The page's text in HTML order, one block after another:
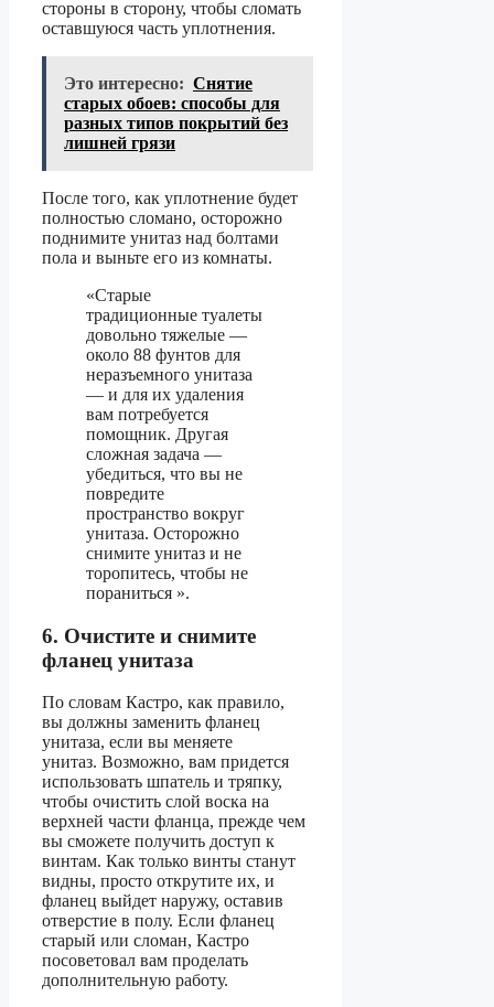
стороны в сторону, чтобы сломать
оставшуюся часть уплотнения.
Это интересно: Снятие
старых обоев: способы для
разных типов покрытий без
лишней грязи
После того, как уплотнение будет
полностью сломано, осторожно
поднимите унитаз над болтами
пола и выньте его из комнаты.
«Старые
традиционные туалеты
довольно тяжелые —
около 88 фунтов для
неразъемного унитаза
— и для их удаления
вам потребуется
помощник. Другая
сложная задача —
убедиться, что вы не
повредите
пространство вокруг
унитаза. Осторожно
снимите унитаз и не
торопитесь, чтобы не
пораниться ».
6. Очистите и снимите
фланец унитаза
По словам Кастро, как правило,
вы должны заменить фланец
унитаза, если вы меняете
унитаз. Возможно, вам придется
использовать шпатель и тряпку,
чтобы очистить слой воска на
верхней части фланца, прежде чем
вы сможете получить доступ к
винтам. Как только винты станут
видны, просто открутите их, и
фланец выйдет наружу, оставив
отверстие в полу. Если фланец
старый или сломан, Кастро
посоветовал вам проделать
дополнительную работу.